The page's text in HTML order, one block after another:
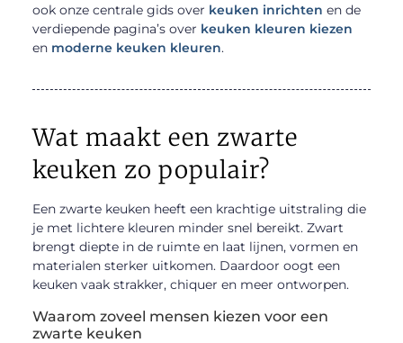
ook onze centrale gids over keuken inrichten en de
verdiepende pagina’s over keuken kleuren kiezen
en moderne keuken kleuren.
Wat maakt een zwarte
keuken zo populair?
Een zwarte keuken heeft een krachtige uitstraling die
je met lichtere kleuren minder snel bereikt. Zwart
brengt diepte in de ruimte en laat lijnen, vormen en
materialen sterker uitkomen. Daardoor oogt een
keuken vaak strakker, chiquer en meer ontworpen.
Waarom zoveel mensen kiezen voor een
zwarte keuken